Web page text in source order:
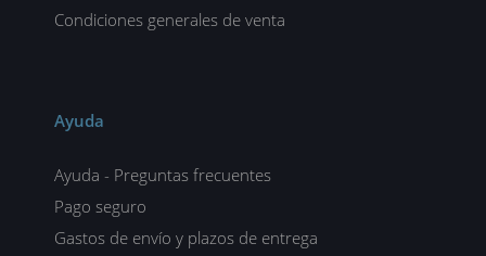
Condiciones generales de venta
Ayuda
Ayuda - Preguntas frecuentes
Pago seguro
Gastos de envío y plazos de entrega